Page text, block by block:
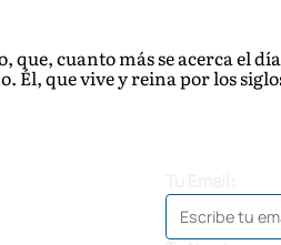
cuanto más se acerca el
que vive y reina por los